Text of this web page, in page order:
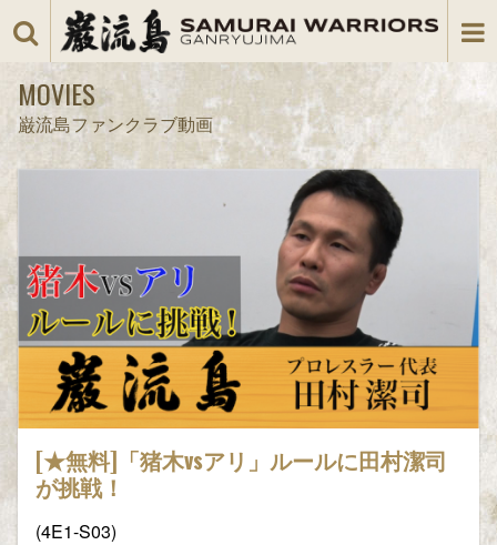
MOVIES
巌流島ファンクラブ動画
[★無料]「猪木vsアリ」ルールに田村潔司
が挑戦！
(4E1-S03)